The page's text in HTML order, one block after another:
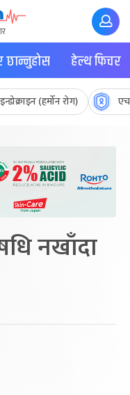
छान्नुहोस हेल्थ फिचर
इन्डोक्राइन (हर्मोन रोग)
नखाँदा